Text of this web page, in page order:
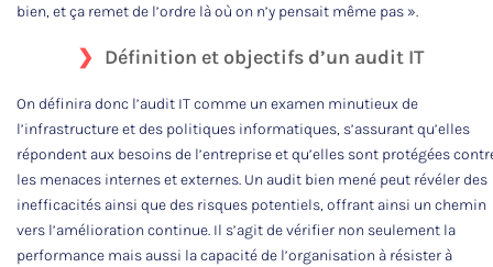
bien, et ça remet de l’ordre là où on n’y pensait même pas ».
Définition et objectifs d’un audit IT
On définira donc l’audit IT comme un examen minutieux de
l’infrastructure et des politiques informatiques, s’assurant qu’elles
répondent aux besoins de l’entreprise et qu’elles sont protégées
les menaces internes et externes. Un audit bien mené peut révéler des
inefficacités ainsi que des risques potentiels, offrant ainsi un chemin
vers l’amélioration continue. Il s’agit de vérifier non seulement la
performance mais aussi la capacité de l’organisation à résister à